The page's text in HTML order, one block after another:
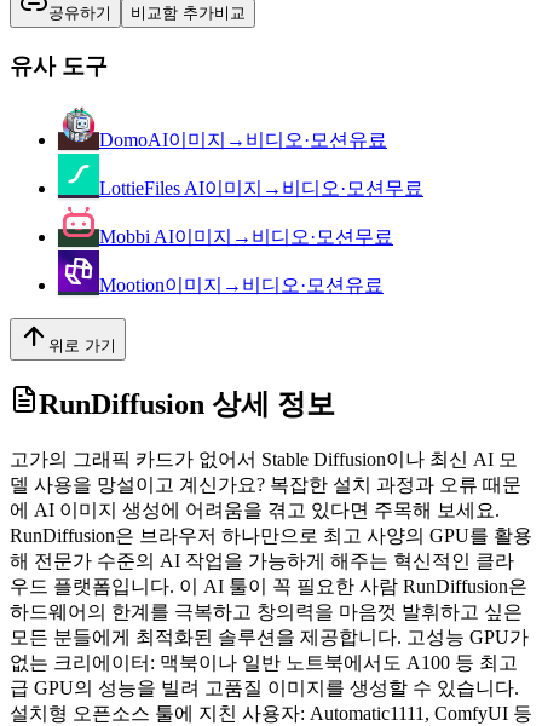
공유하기 비교함 추가비교
유사 도구
DomoAI이미지→비디오·모션 유료
LottieFiles AI이미지→비디오·모션 무료
Mobbi AI이미지→비디오·모션 무료
Mootion이미지→비디오·모션 유료
위로 가기
RunDiffusion 상세 정보
고가의 그래픽 카드가 없어서 Stable Diffusion이나 최신 AI 모
델 사용을 망설이고 계신가요? 복잡한 설치 과정과 오류 때문
에 AI 이미지 생성에 어려움을 겪고 있다면 주목해 보세요.
RunDiffusion은 브라우저 하나만으로 최고 사양의 GPU를 활용
해 전문가 수준의 AI 작업을 가능하게 해주는 혁신적인 클라
우드 플랫폼입니다. 이 AI 툴이 꼭 필요한 사람 RunDiffusion은
하드웨어의 한계를 극복하고 창의력을 마음껏 발휘하고 싶은
모든 분들에게 최적화된 솔루션을 제공합니다. 고성능 GPU가
없는 크리에이터: 맥북이나 일반 노트북에서도 A100 등 최고
급 GPU의 성능을 빌려 고품질 이미지를 생성할 수 있습니다.
설치형 오픈소스 툴에 지친 사용자: Automatic1111, ComfyUI 등